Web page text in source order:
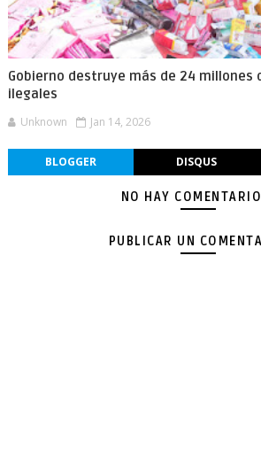
Gobierno destruye más de 24 millones
ilegales
Unknown Jan 14, 2026
BLOGGER DISQUS
NO HAY
PUBLICAR UN